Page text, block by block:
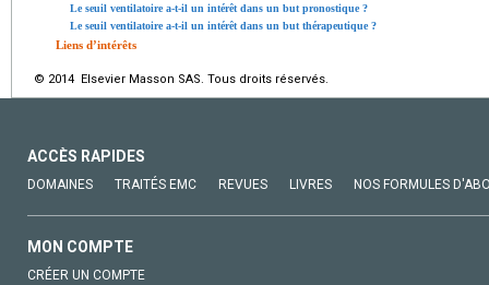
Le seuil ventilatoire a-t-il un intérêt dans un but pronostique ?
Le seuil ventilatoire a-t-il un intérêt dans un but thérapeutique ?
Liens d’intérêts
© 2014 Elsevier Masson SAS. Tous droits réservés.
ACCÈS RAPIDES
DOMAINES TRAITÉS EMC REVUES LIVRES NOS FORMULES
MON COMPTE
CRÉER UN COMPTE